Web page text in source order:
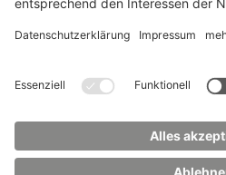
Alle Studiengänge
Impressum